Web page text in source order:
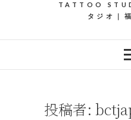
TATTOO
タジオ｜
投稿者: